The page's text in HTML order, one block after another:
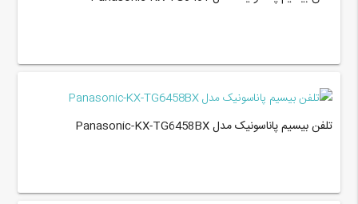
تلفن بیسیم پاناسونیک مدل Panasonic-KX-TG6458BX